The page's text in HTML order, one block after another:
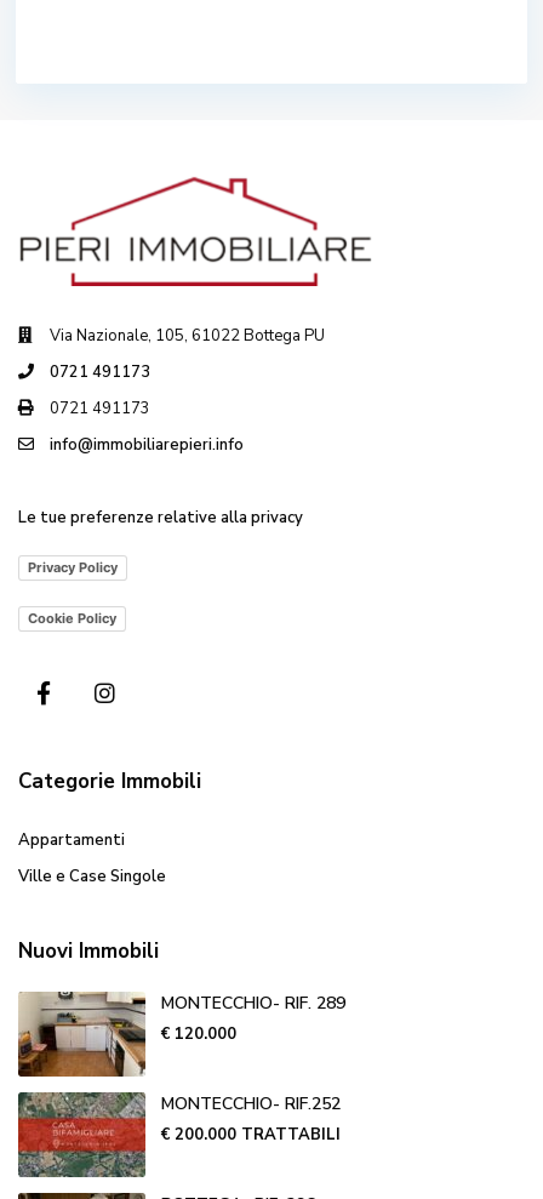
Via Nazionale, 105, 61022 Bottega PU
0721 491173
0721 491173
info@immobiliarepieri.info
Le tue preferenze relative alla privacy
Privacy Policy
Cookie Policy
Categorie Immobili
Appartamenti
Ville e Case Singole
Nuovi Immobili
MONTECCHIO- RIF. 289
€ 120.000
MONTECCHIO- RIF.252
€ 200.000 TRATTABILI